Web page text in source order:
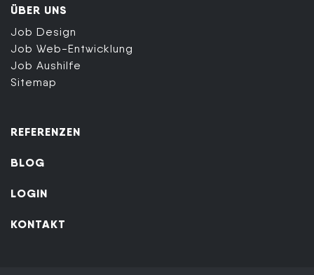
ÜBER UNS
Job Design
Job Web-Entwicklung
Job Aushilfe
Sitemap
REFERENZEN
BLOG
LOGIN
KONTAKT